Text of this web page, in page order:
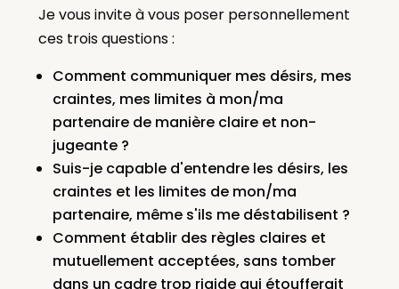
Je vous invite à vous poser personnellement
ces trois questions :
Comment communiquer mes désirs, mes
craintes, mes limites à mon/ma
partenaire de manière claire et non-
jugeante ?
Suis-je capable d'entendre les désirs, les
craintes et les limites de mon/ma
partenaire, même s'ils me déstabilisent ?
Comment établir des règles claires et
mutuellement acceptées, sans tomber
dans un cadre trop rigide qui étoufferait